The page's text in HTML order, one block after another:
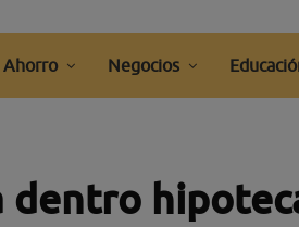
Ahorro Negocios
dentro